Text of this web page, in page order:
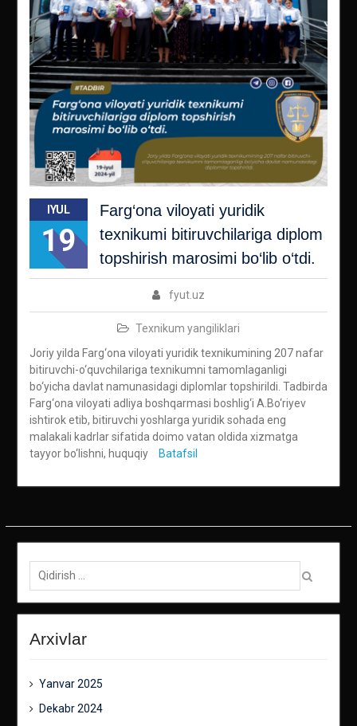
IYUL
19
Farg‘ona viloyati yuridik
texnikumi bitiruvchilariga diplom
topshirish marosimi bo‘lib o‘tdi.
fyut.uz
Texnikum yangiliklari
Joriy yilda Farg‘ona viloyati yuridik texnikumining 207 nafar
bitiruvchi-o‘quvchilariga texnikumni tamomlaganligi
bo‘yicha davlat namunasidagi diplomlar topshirildi. Tadbirda
Farg‘ona viloyati adliya boshqarmasi boshlig‘i A.Bo‘riyev
ishtirok etib, bitiruvchi yoshlarga yuridik sohada eng
malakali kadrlar sifatida doimo vatan oldida xizmatga
tayyor bo‘lishni, huquqiy
Batafsil
Qidirish:
Arxivlar
Yanvar 2025
Dekabr 2024